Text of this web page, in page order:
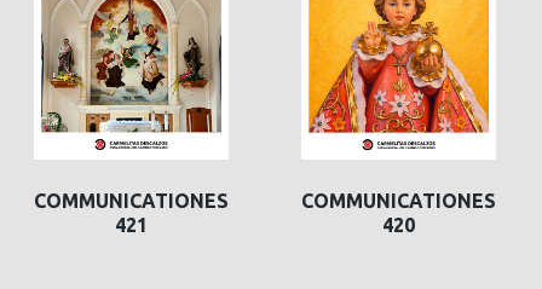
COMMUNICATIONES
421
COMMUNICATIONES
420